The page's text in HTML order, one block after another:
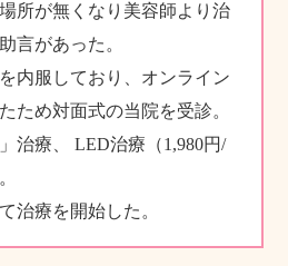
所が無くなり美容師より治
言があった。
内服しており、オンライン
ため対面式の当院を受診。
治療、 LED治療（1,980円/
治療を開始した。